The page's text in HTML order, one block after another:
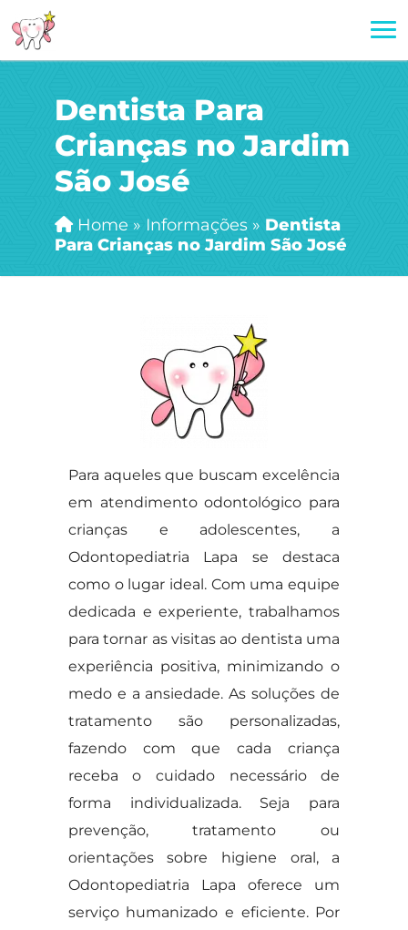
Dentista Para
Crianças no Jardim
São José
Home » Informações » Dentista
Para Crianças no Jardim São José
Para aqueles que buscam excelência
em atendimento odontológico para
crianças e adolescentes, a
Odontopediatria Lapa se destaca
como o lugar ideal. Com uma equipe
dedicada e experiente, trabalhamos
para tornar as visitas ao dentista uma
experiência positiva, minimizando o
medo e a ansiedade. As soluções de
tratamento são personalizadas,
fazendo com que cada criança
receba o cuidado necessário de
forma individualizada. Seja para
prevenção, tratamento ou
orientações sobre higiene oral, a
Odontopediatria Lapa oferece um
serviço humanizado e eficiente. Por